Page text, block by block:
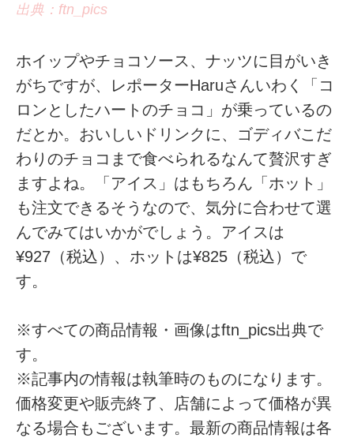
出典：ftn_pics
ホイップやチョコソース、ナッツに目がいき
がちですが、レポーターHaruさんいわく「コ
ロンとしたハートのチョコ」が乗っているの
だとか。おいしいドリンクに、ゴディバこだ
わりのチョコまで食べられるなんて贅沢すぎ
ますよね。「アイス」はもちろん「ホット」
も注文できるそうなので、気分に合わせて選
んでみてはいかがでしょう。アイスは
¥927（税込）、ホットは¥825（税込）で
す。
※すべての商品情報・画像はftn_pics出典で
す。
※記事内の情報は執筆時のものになります。
価格変更や販売終了、店舗によって価格が異
なる場合もございます。最新の商品情報は各